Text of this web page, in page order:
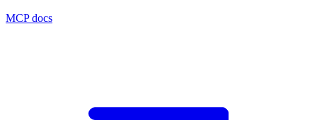
MCP docs